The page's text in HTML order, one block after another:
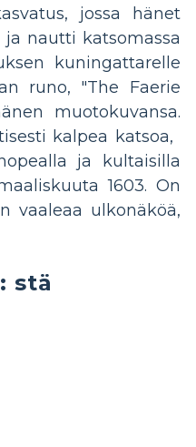
jossa hänet
nautti katsomassa
kuningattarelle
runo, "The Faerie
muotokuvansa.
kalpea katsoa,
ja kultaisilla
1603. On
vaaleaa ulkonäköä,
stä